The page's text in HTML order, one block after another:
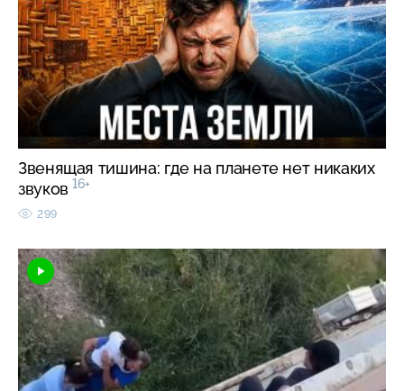
Звенящая тишина: где на планете нет никаких
звуков 16+
299